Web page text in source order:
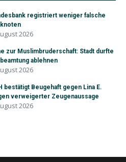
registriert weniger falsche
2026
zur Muslimbruderschaft: Stadt durfte
ablehnen
2026
bestätigt Beugehaft gegen Lina E.
verweigerter Zeugenaussage
2026